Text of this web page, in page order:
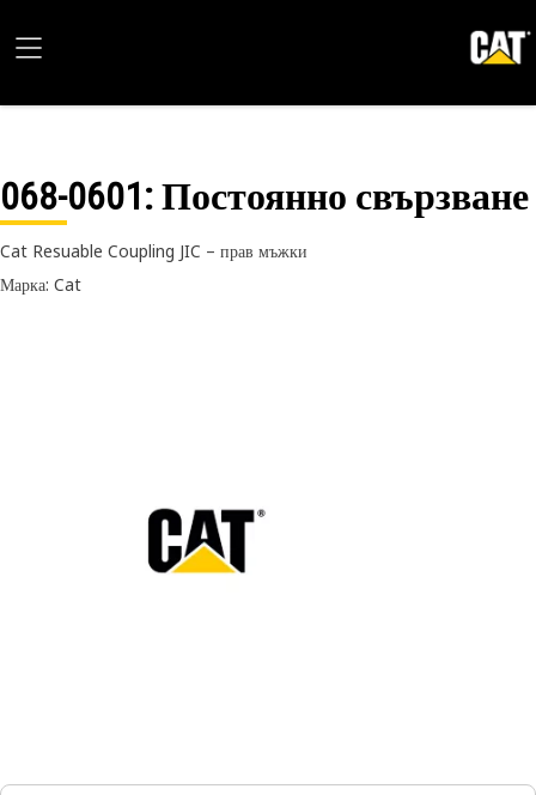
068-0601: Постоянно свързване
Cat Resuable Coupling JIC – прав мъжки
Марка: Cat